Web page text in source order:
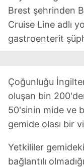
Brest şehrinden
Cruise Line adlı
gastroenterit
Çoğunluğu
oluşan bin
50'sinin mide ve
gemide olası bir
Yetkililer
bağlantılı